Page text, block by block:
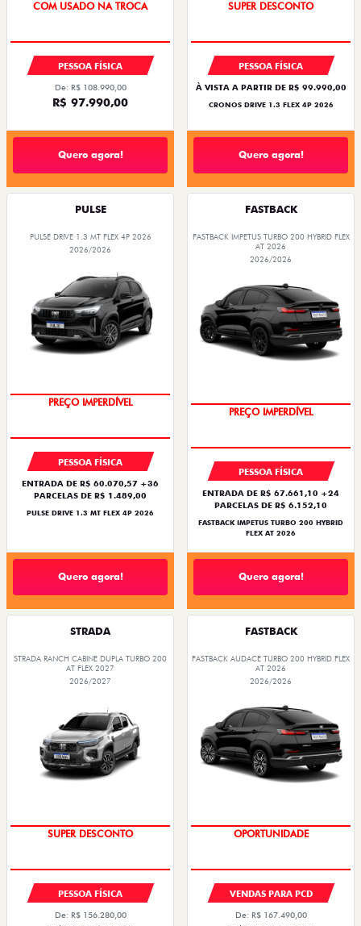
SUPER DESCONTO
PESSOA FÍSICA
De: R$ 108.990,00
R$ 97.990,00
Quero agora!
BÔNUS DE ATÉ R$ 14 MIL
PESSOA FÍSICA
À VISTA A PARTIR DE R$ 99.990,00
CRONOS DRIVE 1.3 FLEX 4P 2026
Quero agora!
PULSE
PULSE DRIVE 1.3 MT FLEX 4P 2026
2026/2026
OPORTUNIDADE
PESSOA FÍSICA
ENTRADA DE R$ 60.070,57 +36
PARCELAS DE R$ 1.489,00
PULSE DRIVE 1.3 MT FLEX 4P 2026
Quero agora!
FASTBACK
FASTBACK IMPETUS TURBO 200 HYBRID FLEX
AT 2026
2026/2026
OPORTUNIDADE
PESSOA FÍSICA
ENTRADA DE R$ 67.661,10 +24
PARCELAS DE R$ 6.152,10
FASTBACK IMPETUS TURBO 200 HYBRID
FLEX AT 2026
Quero agora!
STRADA
STRADA RANCH CABINE DUPLA TURBO 200
AT FLEX 2027
2026/2027
SUPER DESCONTO
PESSOA FÍSICA
De: R$ 156.280,00
FASTBACK
FASTBACK AUDACE TURBO 200 HYBRID FLEX
AT 2026
2026/2026
OPORTUNIDADE
VENDAS PARA PCD
De: R$ 167.490,00